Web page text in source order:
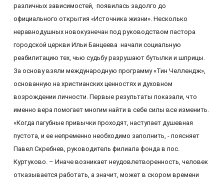
различных зависимостей, появилась задолго до
официального открытия «Источника жизни». Несколько
неравнодушных новокузнечан под руководством пастора
городской церкви Ильи Банцеева начали социальную
реабилитацию тех, чью судьбу разрушают бутылки и шприцы.
За основу взяли международную программу «Тин Челлендж»,
основанную на христианских ценностях и духовном
возрождении личности. Первые результаты показали, что
именно вера помогает многим найти в себе силы все изменить.
«Когда пагубные привычки проходят, наступает душевная
пустота, и ее непременно необходимо заполнить, - поясняет
Павел Скребнев, руководитель филиала фонда в пос.
Куртуково. – Иначе возникает неудовлетворенность, человек
отказывается работать, а значит, может в скором времени